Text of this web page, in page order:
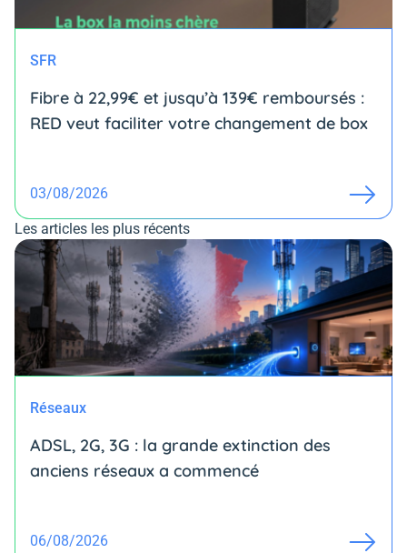
SFR
Fibre à 22,99€ et jusqu’à 139€ remboursés :
RED veut faciliter votre changement de box
03/08/2026
Les articles les plus récents
Réseaux
ADSL, 2G, 3G : la grande extinction des
anciens réseaux a commencé
06/08/2026